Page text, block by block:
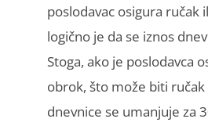
poslodavac osigura ručak
logično je da se iznos
Stoga, ako je poslodavca
obrok, što može biti ručak
dnevnice se umanjuje za